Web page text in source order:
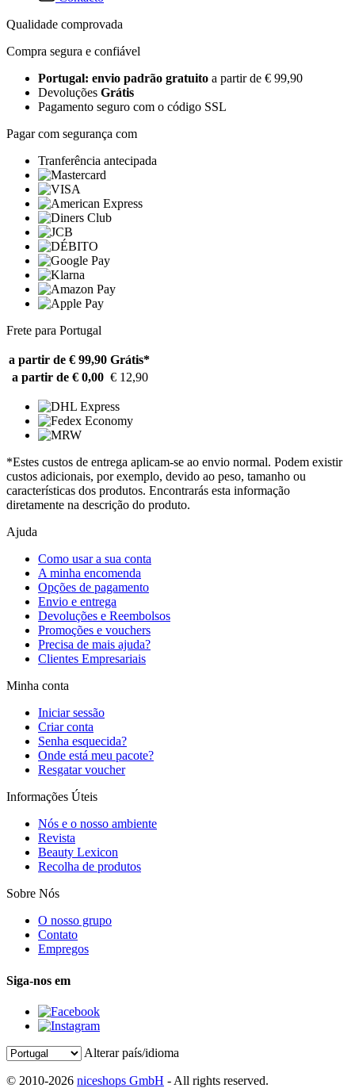
Qualidade comprovada
Compra segura e confiável
Portugal: envio padrão gratuito a partir de € 99,90
Devoluções Grátis
Pagamento seguro com o código SSL
Pagar com segurança com
Tranferência antecipada
Frete para Portugal
a partir de € 99,90 Grátis*
a partir de € 0,00 € 12,90
*Estes custos de entrega aplicam-se ao envio normal. Podem existir
custos adicionais, por exemplo, devido ao peso, tamanho ou
características dos produtos. Encontrarás esta informação
diretamente na descrição do produto.
Ajuda
Como usar a sua conta
A minha encomenda
Opções de pagamento
Envio e entrega
Devoluções e Reembolsos
Promoções e vouchers
Precisa de mais ajuda?
Clientes Empresariais
Minha conta
Iniciar sessão
Criar conta
Senha esquecida?
Onde está meu pacote?
Resgatar voucher
Informações Úteis
Nós e o nosso ambiente
Revista
Beauty Lexicon
Recolha de produtos
Sobre Nós
O nosso grupo
Contato
Empregos
Siga-nos em
Alterar país/idioma
© 2010-2026 niceshops GmbH - All rights reserved.